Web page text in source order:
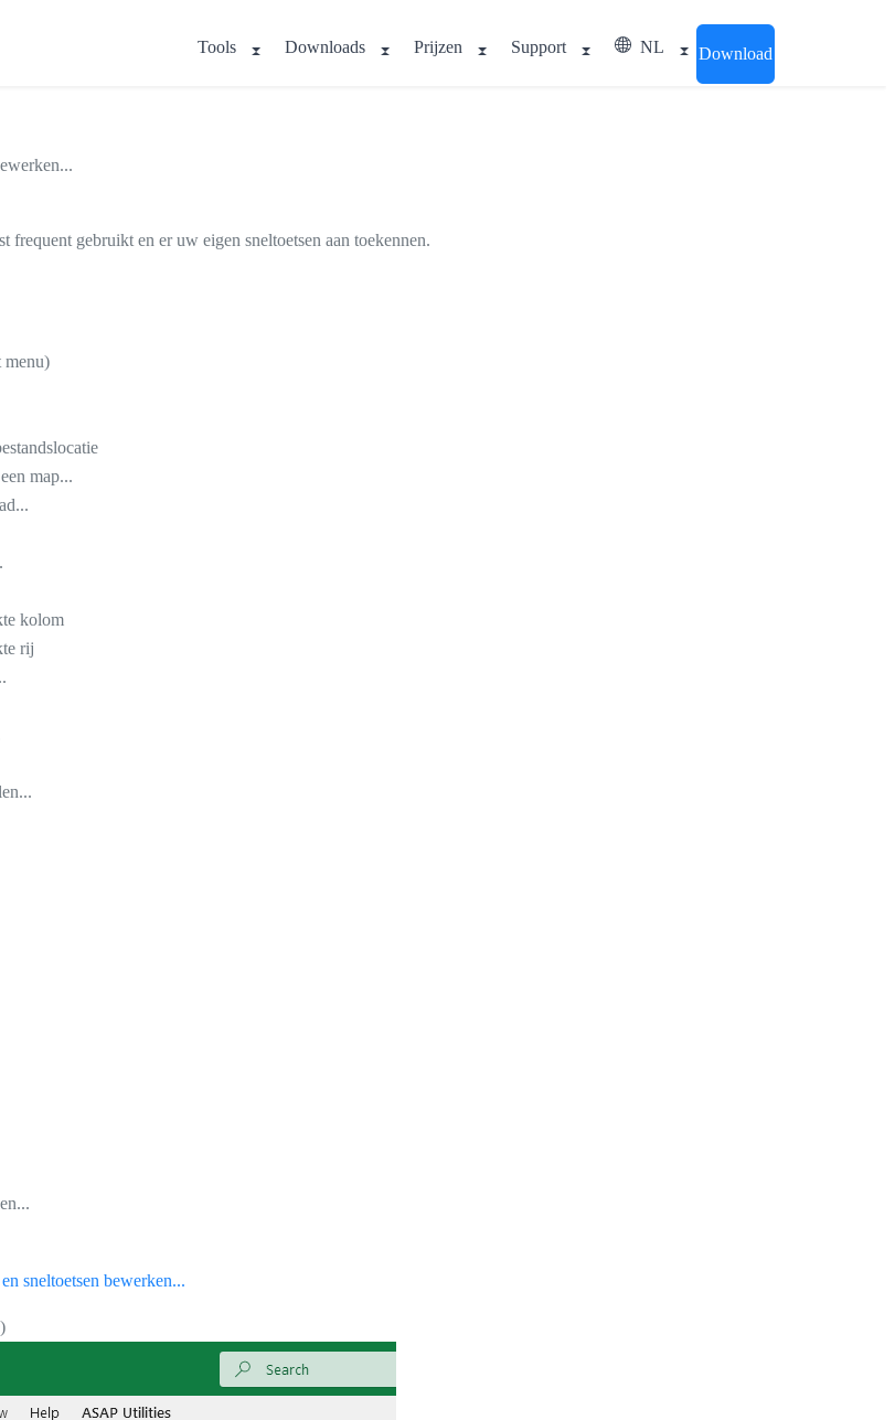
Tools Downloads Prijzen Support NL Download
gebruikt en er uw eigen sneltoetsen aan toekennen.
menu)
map...
kolom
rij
sneltoetsen bewerken...